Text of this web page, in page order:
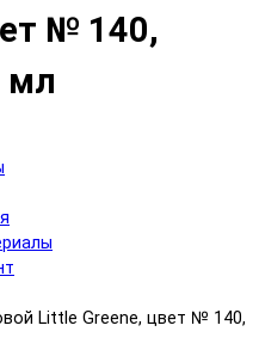
№ 140,
мл
Little Greene, цвет № 140,